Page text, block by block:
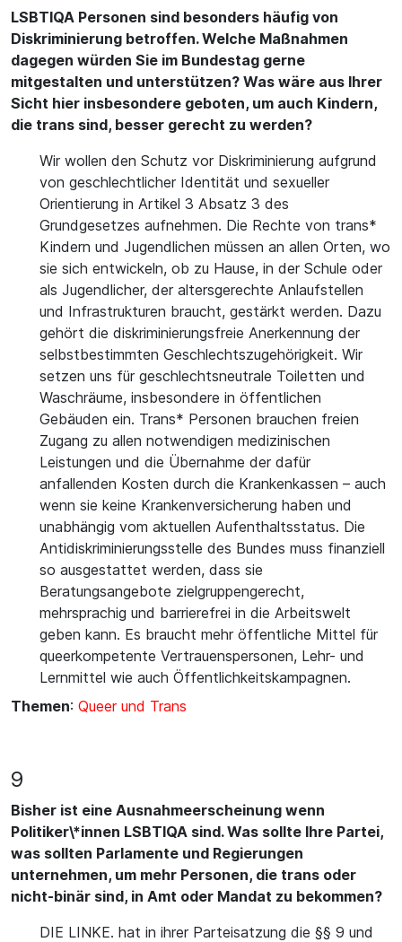
LSBTIQA Personen sind besonders häufig von
Diskriminierung betroffen. Welche Maßnahmen
dagegen würden Sie im Bundestag gerne
mitgestalten und unterstützen? Was wäre aus Ihrer
Sicht hier insbesondere geboten, um auch Kindern,
die trans sind, besser gerecht zu werden?
Wir wollen den Schutz vor Diskriminierung aufgrund
von geschlechtlicher Identität und sexueller
Orientierung in Artikel 3 Absatz 3 des
Grundgesetzes aufnehmen. Die Rechte von trans*
Kindern und Jugendlichen müssen an allen Orten, wo
sie sich entwickeln, ob zu Hause, in der Schule oder
als Jugendlicher, der altersgerechte Anlaufstellen
und Infrastrukturen braucht, gestärkt werden. Dazu
gehört die diskriminierungsfreie Anerkennung der
selbstbestimmten Geschlechtszugehörigkeit. Wir
setzen uns für geschlechtsneutrale Toiletten und
Waschräume, insbesondere in öffentlichen
Gebäuden ein. Trans* Personen brauchen freien
Zugang zu allen notwendigen medizinischen
Leistungen und die Übernahme der dafür
anfallenden Kosten durch die Krankenkassen – auch
wenn sie keine Krankenversicherung haben und
unabhängig vom aktuellen Aufenthaltsstatus. Die
Antidiskriminierungsstelle des Bundes muss finanziell
so ausgestattet werden, dass sie
Beratungsangebote zielgruppengerecht,
mehrsprachig und barrierefrei in die Arbeitswelt
geben kann. Es braucht mehr öffentliche Mittel für
queerkompetente Vertrauenspersonen, Lehr- und
Lernmittel wie auch Öffentlichkeitskampagnen.
Themen: Queer und Trans
9
Bisher ist eine Ausnahmeerscheinung wenn
Politiker\*innen LSBTIQA sind. Was sollte Ihre Partei,
was sollten Parlamente und Regierungen
unternehmen, um mehr Personen, die trans oder
nicht-binär sind, in Amt oder Mandat zu bekommen?
DIE LINKE. hat in ihrer Parteisatzung die §§ 9 und